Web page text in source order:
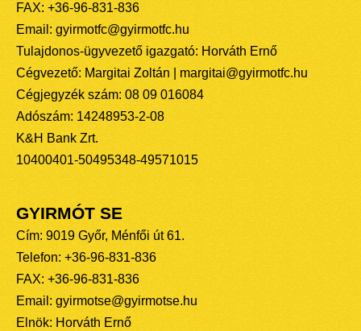
FAX: +36-96-831-836
Email: gyirmotfc@gyirmotfc.hu
Tulajdonos-ügyvezető igazgató: Horváth Ernő
Cégvezető: Margitai Zoltán | margitai@gyirmotfc.hu
Cégjegyzék szám: 08 09 016084
Adószám: 14248953-2-08
K&H Bank Zrt.
10400401-50495348-49571015
GYIRMÓT SE
Cím: 9019 Győr, Ménfői út 61.
Telefon: +36-96-831-836
FAX: +36-96-831-836
Email: gyirmotse@gyirmotse.hu
Elnök: Horváth Ernő